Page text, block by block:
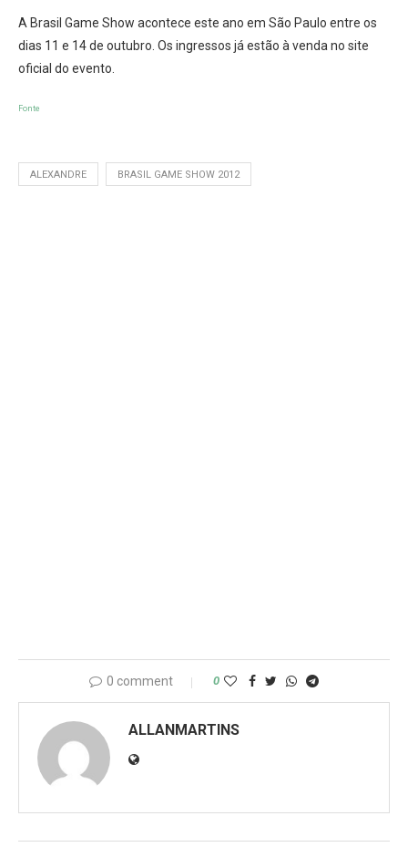
A Brasil Game Show acontece este ano em São Paulo entre os
dias 11 e 14 de outubro. Os ingressos já estão à venda no site
oficial do evento.
Fonte
ALEXANDRE BRASIL GAME SHOW 2012
0 comment 0
ALLANMARTINS